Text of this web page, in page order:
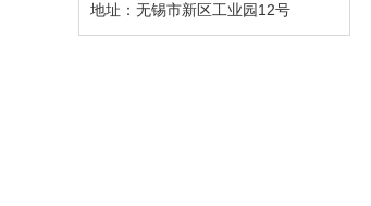
地址：无锡市新区工业园12号